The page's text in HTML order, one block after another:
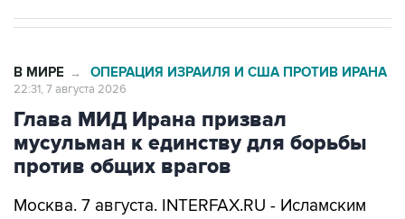
Глава МИД Ирана призвал
мусульман к единству для борьбы
против общих врагов
Москва. 7 августа. INTERFAX.RU - Исламским
вызовами со стороны внешних сил, заявил в